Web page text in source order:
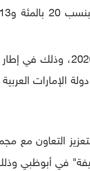
ونمت الإيرادات والأرباح بأكثر من
الإمارات
عن خطط لتعزيز
في أبوظبي